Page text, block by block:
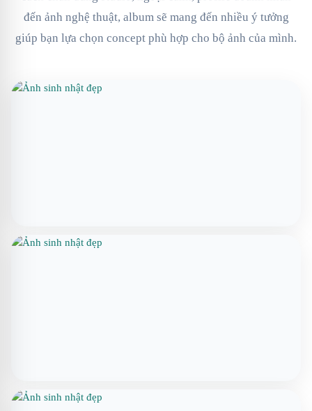
đến ảnh nghệ thuật, album sẽ mang đến nhiều ý tưởng
giúp bạn lựa chọn concept phù hợp cho bộ ảnh của mình.